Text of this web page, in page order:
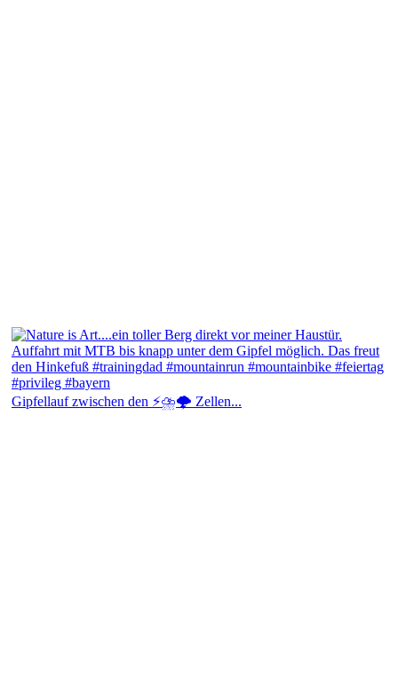
Gipfellauf zwischen den ⚡⛈️🌩️ Zellen...